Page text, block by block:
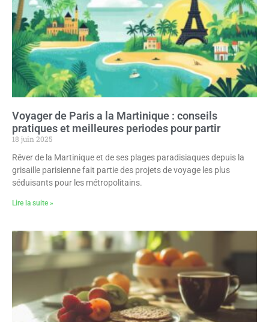
Voyager de Paris a la Martinique : conseils
pratiques et meilleures periodes pour partir
18 juin 2025
Rêver de la Martinique et de ses plages paradisiaques depuis la
grisaille parisienne fait partie des projets de voyage les plus
séduisants pour les métropolitains.
Lire la suite »